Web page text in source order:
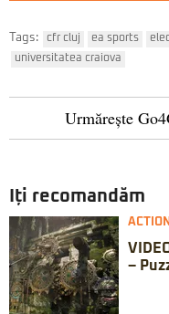
Tags: cfr cluj ea sports
universitatea craiova
Urmărește
Iți recomandăm
–